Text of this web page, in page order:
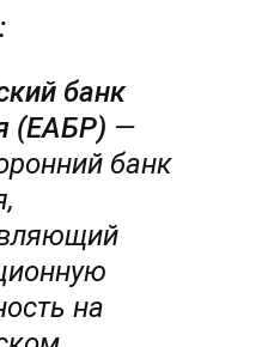
банк
(ЕАБР) —
банк
на